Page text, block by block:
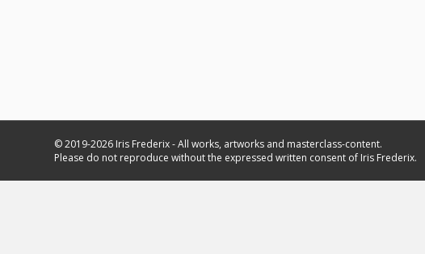
© 2019-2026 Iris Frederix - All works, artworks and masterclass-content.
Please do not reproduce without the expressed written consent of Iris Frederix.